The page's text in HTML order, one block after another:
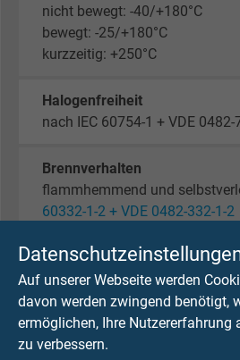
Auf unserer Webseite werden
davon werden zwingend benötigt,
ermöglichen, Ihre Nutzererfahrung
zu verbessern.
nicht bewegt: -40/+180°C
bewegt: -25/+180°C
kurzzeitig: +250°C
Halogenfreiheit
nach IEC 60754-1 + VDE 0482-
Brennverhalten
flammhemmend und
60332-1-2 + VDE 0482-332-1-2
Korrosivität der Brandgase
IEC 60754-2 + VDE 0482-754-
keine Entwicklung von
Schadstofffreiheit